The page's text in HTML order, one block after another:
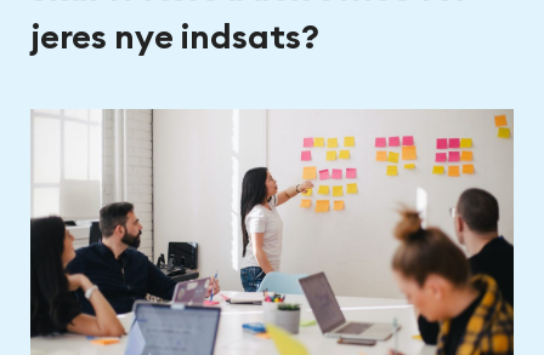
jeres nye indsats?